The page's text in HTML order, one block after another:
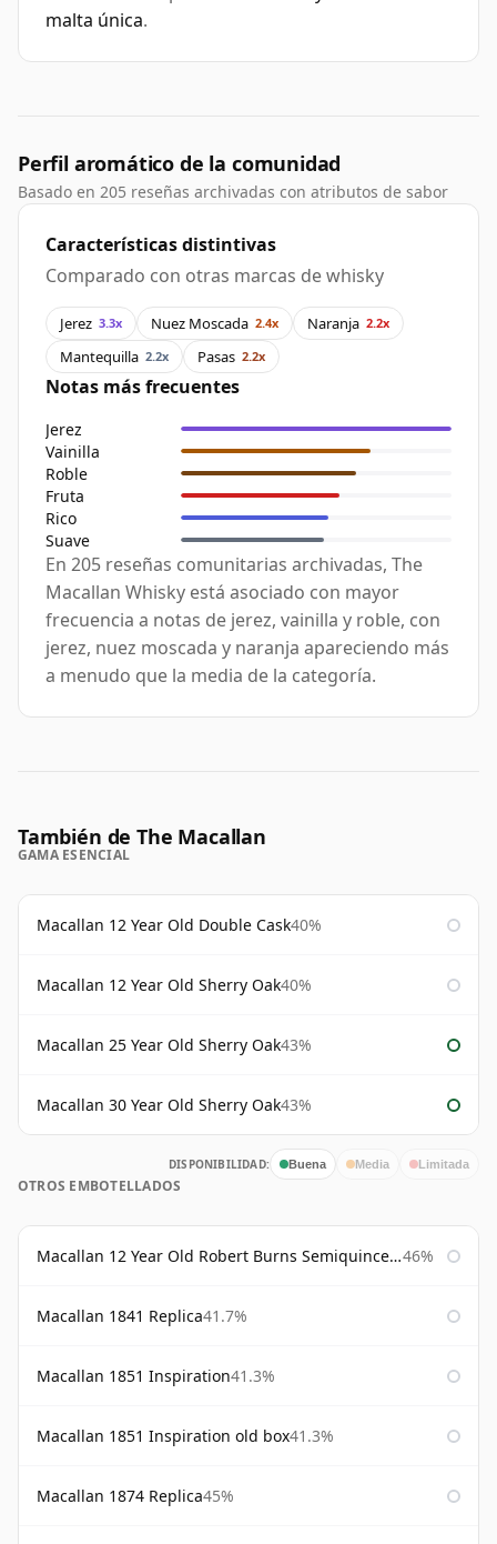
malta única.
Perfil aromático de la comunidad
Basado en 205 reseñas archivadas con atributos de sabor
Características distintivas
Comparado con otras marcas de whisky
Jerez 3.3x Nuez Moscada 2.4x Naranja 2.2x
Mantequilla 2.2x Pasas 2.2x
Notas más frecuentes
Jerez
Vainilla
Roble
Fruta
Rico
Suave
En 205 reseñas comunitarias archivadas, The
Macallan Whisky está asociado con mayor
frecuencia a notas de jerez, vainilla y roble, con
jerez, nuez moscada y naranja apareciendo más
a menudo que la media de la categoría.
También de The Macallan
GAMA ESENCIAL
Macallan 12 Year Old Double Cask40%
Macallan 12 Year Old Sherry Oak40%
Macallan 25 Year Old Sherry Oak43%
Macallan 30 Year Old Sherry Oak43%
DISPONIBILIDAD: Buena Media Limitada
OTROS EMBOTELLADOS
Macallan 12 Year Old Robert Burns Semiquincentenary 46%
Macallan 1841 Replica41.7%
Macallan 1851 Inspiration41.3%
Macallan 1851 Inspiration old box41.3%
Macallan 1874 Replica45%